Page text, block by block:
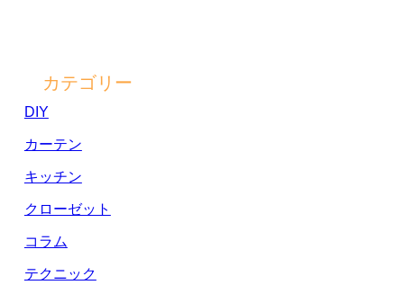
カテゴリー
DIY
カーテン
キッチン
クローゼット
コラム
テクニック